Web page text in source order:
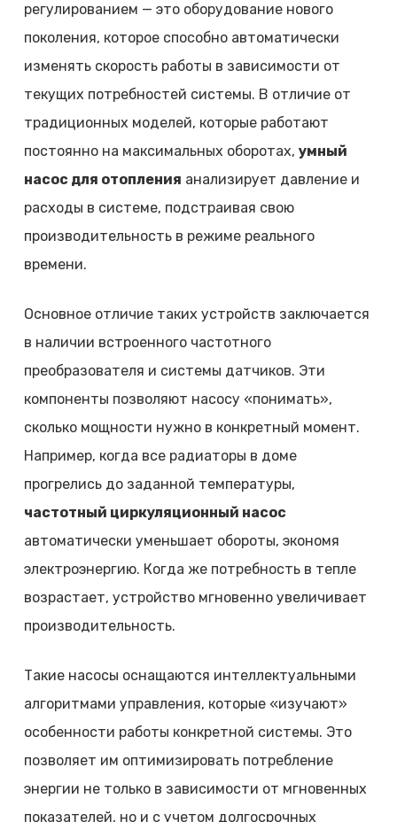
регулированием — это оборудование нового
поколения, которое способно автоматически
изменять скорость работы в зависимости от
текущих потребностей системы. В отличие от
традиционных моделей, которые работают
постоянно на максимальных оборотах, умный
насос для отопления анализирует давление и
расходы в системе, подстраивая свою
производительность в режиме реального
времени.
Основное отличие таких устройств заключается
в наличии встроенного частотного
преобразователя и системы датчиков. Эти
компоненты позволяют насосу «понимать»,
сколько мощности нужно в конкретный момент.
Например, когда все радиаторы в доме
прогрелись до заданной температуры,
частотный циркуляционный насос
автоматически уменьшает обороты, экономя
электроэнергию. Когда же потребность в тепле
возрастает, устройство мгновенно увеличивает
производительность.
Такие насосы оснащаются интеллектуальными
алгоритмами управления, которые «изучают»
особенности работы конкретной системы. Это
позволяет им оптимизировать потребление
энергии не только в зависимости от мгновенных
показателей, но и с учетом долгосрочных